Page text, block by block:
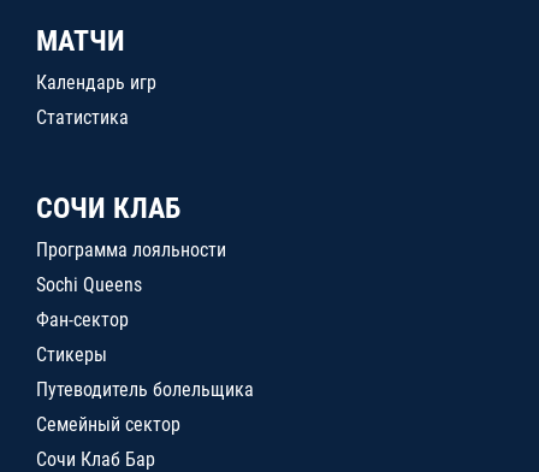
МАТЧИ
Календарь игр
Статистика
СОЧИ КЛАБ
Программа лояльности
Sochi Queens
Фан-сектор
Стикеры
Путеводитель болельщика
Семейный сектор
Сочи Клаб Бар